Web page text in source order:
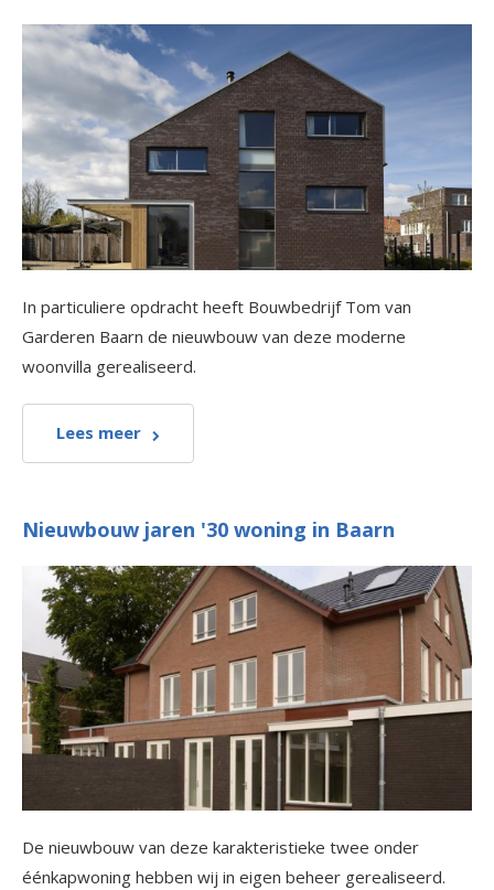
In particuliere opdracht heeft Bouwbedrijf Tom van
Garderen Baarn de nieuwbouw van deze moderne
woonvilla gerealiseerd.
Lees meer
Nieuwbouw jaren '30 woning in Baarn
De nieuwbouw van deze karakteristieke twee onder
éénkapwoning hebben wij in eigen beheer gerealiseerd.